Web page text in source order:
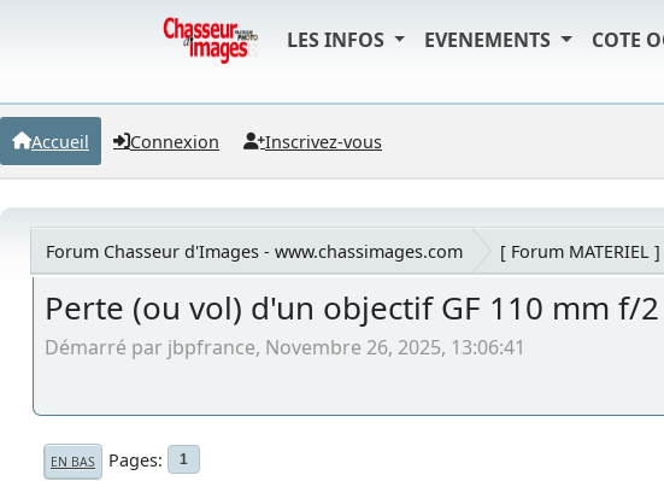
LES INFOS EVENEMENTS COTE
Accueil Connexion Inscrivez-vous
Forum Chasseur d'Images - www.chassimages.com [ Forum MATERIEL ]
Perte (ou vol) d'un objectif GF 110 mm f/2
Démarré par jbpfrance, Novembre 26, 2025, 13:06:41
EN BAS Pages 1